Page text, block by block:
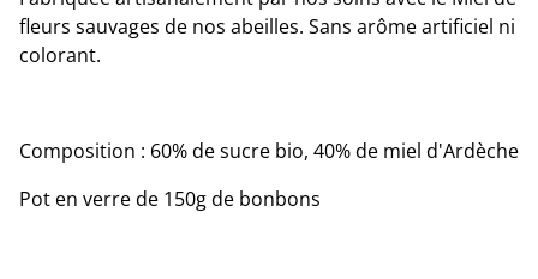
fleurs sauvages de nos abeilles. Sans arôme artificiel ni
colorant.
Composition : 60% de sucre bio, 40% de miel d'Ardèche
Pot en verre de 150g de bonbons